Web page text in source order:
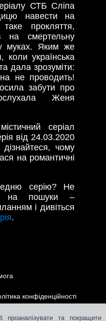
та покращити
СТБ Сліпа
навести на
прокляття,
на смертельну
муках. Яким же
коли українська
дала зрозуміти:
не проводить!
забути про
Женя
серіал
від 24.03.2020
чому
на романтичні
серію? Не
на пошуки –
і дивіться
.
конфіденційності